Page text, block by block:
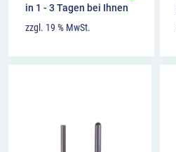
in 1 - 3 Tagen bei Ihnen
zzgl. 19 % MwSt.